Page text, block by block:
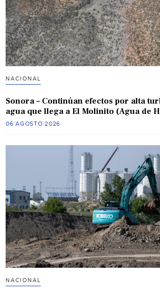
NACIONAL
Sonora – Continúan efectos por alta
agua que llega a El Molinito (Agua de
06 AGOSTO 2026
NACIONAL